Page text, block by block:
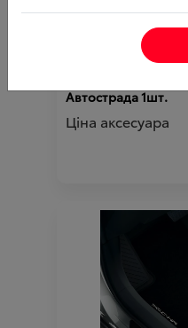
Автострада 1шт.
Ціна аксесуара